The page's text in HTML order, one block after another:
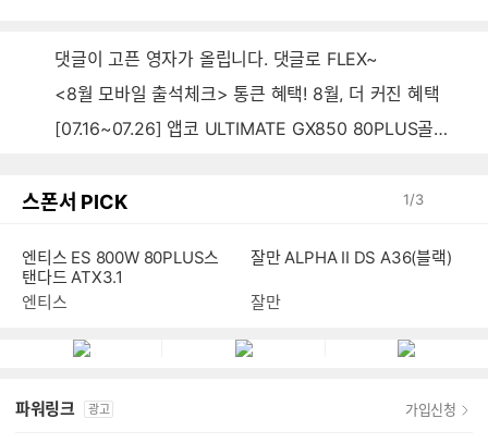
댓글이 고픈 영자가 올립니다. 댓글로 FLEX~
<8월 모바일 출석체크> 통큰 혜택! 8월, 더 커진 혜택
[07.16~07.26] 앱코 ULTIMATE GX850 80PLUS골드 풀모듈러 ATX3.0 블랙
스폰서 PICK 1/3
엔티스 ES 800W 80PLUS스
탠다드 ATX3.1
엔티스
잘만 ALPHA II DS A36(블랙)
잘만
파워링크 광고 가입신청